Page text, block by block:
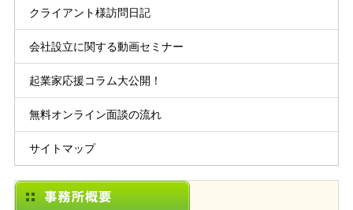
クライアント様訪問日記
会社設立に関する動画セミナー
起業家応援コラム大公開！
無料オンライン面談の流れ
サイトマップ